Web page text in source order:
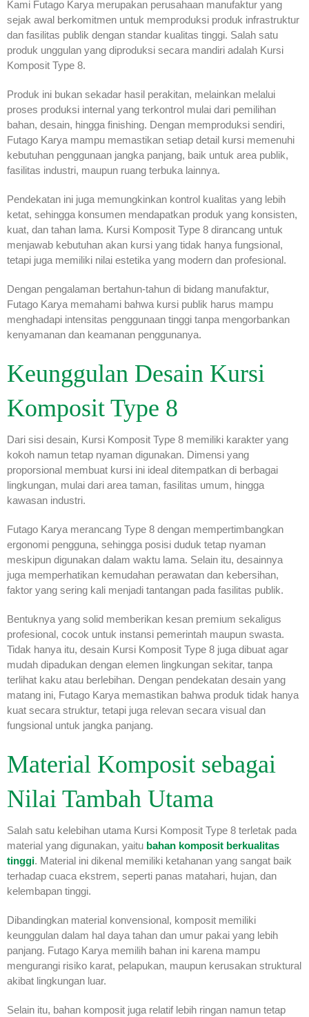
Kami Futago Karya merupakan perusahaan manufaktur yang
sejak awal berkomitmen untuk memproduksi produk infrastruktur
dan fasilitas publik dengan standar kualitas tinggi. Salah satu
produk unggulan yang diproduksi secara mandiri adalah Kursi
Komposit Type 8.
Produk ini bukan sekadar hasil perakitan, melainkan melalui
proses produksi internal yang terkontrol mulai dari pemilihan
bahan, desain, hingga finishing. Dengan memproduksi sendiri,
Futago Karya mampu memastikan setiap detail kursi memenuhi
kebutuhan penggunaan jangka panjang, baik untuk area publik,
fasilitas industri, maupun ruang terbuka lainnya.
Pendekatan ini juga memungkinkan kontrol kualitas yang lebih
ketat, sehingga konsumen mendapatkan produk yang konsisten,
kuat, dan tahan lama. Kursi Komposit Type 8 dirancang untuk
menjawab kebutuhan akan kursi yang tidak hanya fungsional,
tetapi juga memiliki nilai estetika yang modern dan profesional.
Dengan pengalaman bertahun-tahun di bidang manufaktur,
Futago Karya memahami bahwa kursi publik harus mampu
menghadapi intensitas penggunaan tinggi tanpa mengorbankan
kenyamanan dan keamanan penggunanya.
Keunggulan Desain Kursi
Komposit Type 8
Dari sisi desain, Kursi Komposit Type 8 memiliki karakter yang
kokoh namun tetap nyaman digunakan. Dimensi yang
proporsional membuat kursi ini ideal ditempatkan di berbagai
lingkungan, mulai dari area taman, fasilitas umum, hingga
kawasan industri.
Futago Karya merancang Type 8 dengan mempertimbangkan
ergonomi pengguna, sehingga posisi duduk tetap nyaman
meskipun digunakan dalam waktu lama. Selain itu, desainnya
juga memperhatikan kemudahan perawatan dan kebersihan,
faktor yang sering kali menjadi tantangan pada fasilitas publik.
Bentuknya yang solid memberikan kesan premium sekaligus
profesional, cocok untuk instansi pemerintah maupun swasta.
Tidak hanya itu, desain Kursi Komposit Type 8 juga dibuat agar
mudah dipadukan dengan elemen lingkungan sekitar, tanpa
terlihat kaku atau berlebihan. Dengan pendekatan desain yang
matang ini, Futago Karya memastikan bahwa produk tidak hanya
kuat secara struktur, tetapi juga relevan secara visual dan
fungsional untuk jangka panjang.
Material Komposit sebagai
Nilai Tambah Utama
Salah satu kelebihan utama Kursi Komposit Type 8 terletak pada
material yang digunakan, yaitu bahan komposit berkualitas
tinggi. Material ini dikenal memiliki ketahanan yang sangat baik
terhadap cuaca ekstrem, seperti panas matahari, hujan, dan
kelembapan tinggi.
Dibandingkan material konvensional, komposit memiliki
keunggulan dalam hal daya tahan dan umur pakai yang lebih
panjang. Futago Karya memilih bahan ini karena mampu
mengurangi risiko karat, pelapukan, maupun kerusakan struktural
akibat lingkungan luar.
Selain itu, bahan komposit juga relatif lebih ringan namun tetap